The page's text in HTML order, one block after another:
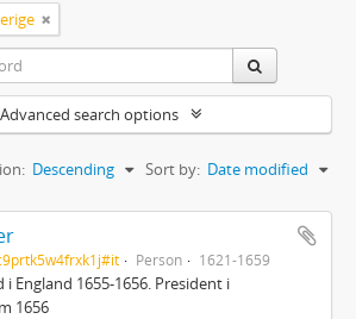
Advanced search options
Sort by: Date modified
Descending
Person 1621-1659
England 1655-1656. President i
1656